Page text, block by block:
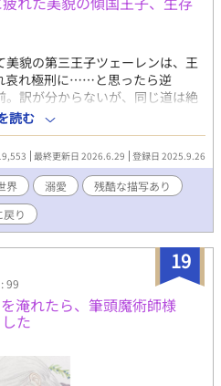
貌の第三王子ツェーレンは、王
哀れ極刑に……と思ったら逆
訳が分からないが、同じ道は絶
いします！」 死を回避する為に選
され続け、巻き戻り続けるツェ
の夫となったのは、有名特殊な一
。 彼は婚姻を拒絶するが、ツェ
解呪を約束する。 いじられ体質
直前向きな呪われ美形王子。 転
兄弟、三男アレスターの物語。
おります。 ※本編完結。ぼちぼ
読む
最終更新日 2026.6.29 登録日 2025.9.26
界 溺愛
残酷な描写あり
戻り
19
99
淹れたら、筆頭魔術師様
た